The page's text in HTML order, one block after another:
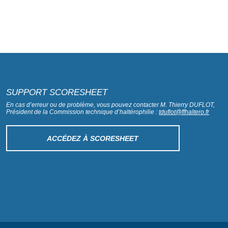
SUPPORT SCORESHEET
En cas d’erreur ou de problème, vous pouvez contacter M. Thierry DUFLOT,
Président de la Commission technique d’haltérophilie :tduflot@ffhaltero.fr
ACCÉDEZ À SCORESHEET